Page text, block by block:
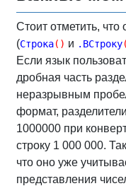
Стоит отметить,
(Строка( ) и .ВСтроку(
Если язык
дробная часть
неразрывным
формат,
1000000 при
строку 1 000 000.
что оно уже
представления